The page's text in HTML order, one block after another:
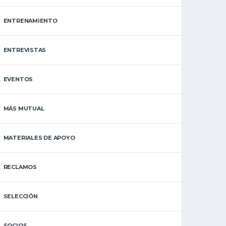
ENTRENAMIENTO
ENTREVISTAS
EVENTOS
MÁS MUTUAL
MATERIALES DE APOYO
RECLAMOS
SELECCIÓN